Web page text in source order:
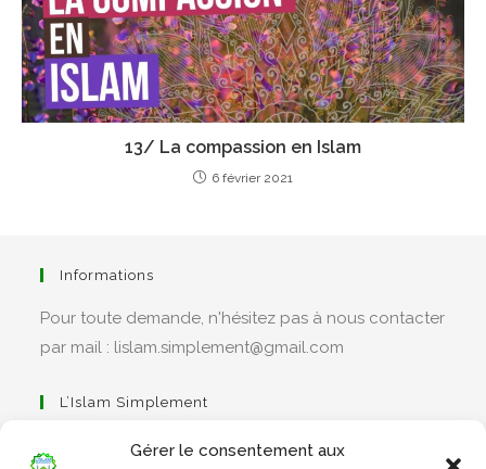
Gérer le consentement aux
13/ La compassion en Islam
6 février 2021
Informations
Pour toute demande, n'hésitez pas à nous contacter
par mail : lislam.simplement@gmail.com
L’Islam Simplement